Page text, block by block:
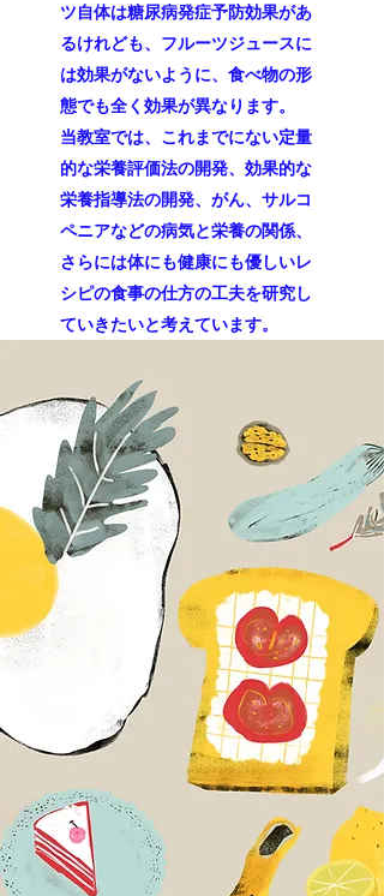
ツ自体は糖尿病発症予防効果があ
るけれども、フルーツジュースに
は効果がないように、食べ物の形
態でも全く効果が異なります。
当教室では、これまでにない定量
的な栄養評価法の開発、効果的な
栄養指導法の開発、がん、サルコ
ペニアなどの病気と栄養の関係、
さらには体にも健康にも優しいレ
シピの食事の仕方の工夫を研究し
ていきたいと考えています。